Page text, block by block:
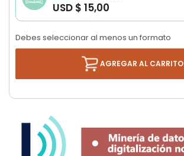
USD $ 15,00
Debes seleccionar al menos un formato
AGREGAR AL CARRITO